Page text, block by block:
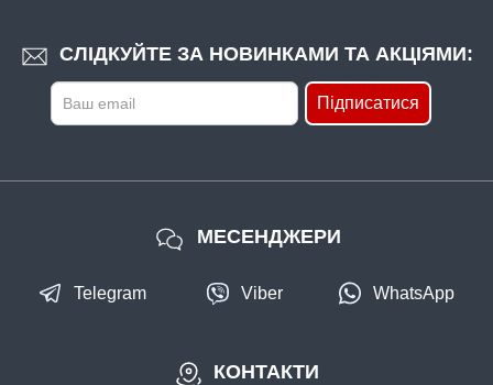
СЛІДКУЙТЕ ЗА НОВИНКАМИ ТА АКЦІЯМИ:
Підписатися
КОНТАКТИ
МЕСЕНДЖЕРИ
Telegram Viber WhatsApp